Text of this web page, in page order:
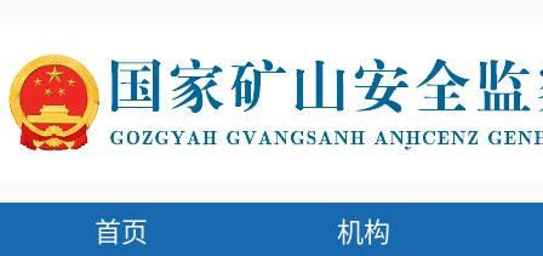
首页 机构